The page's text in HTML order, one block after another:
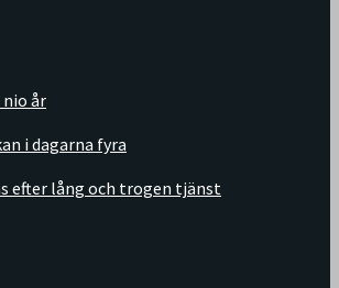
nio år
i dagarna fyra
efter lång och trogen tjänst